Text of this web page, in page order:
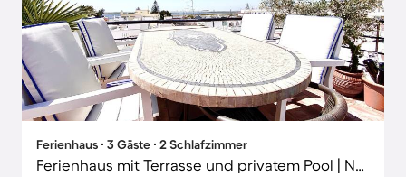
Ferienhaus ∙ 3 Gäste ∙ 2 Schlafzimmer
Ferienhaus mit Terrasse und privatem Pool | Naturblick